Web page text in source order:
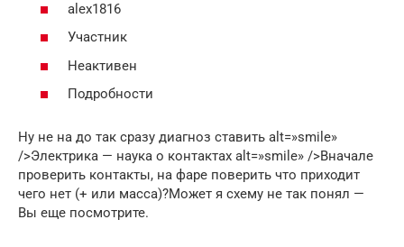
alex1816
Участник
Неактивен
Подробности
Ну не на до так сразу диагноз ставить alt=»smile»
/>Электрика — наука о контактах alt=»smile» />Вначале
проверить контакты, на фаре поверить что приходит
чего нет (+ или масса)?Может я схему не так понял —
Вы еще посмотрите.